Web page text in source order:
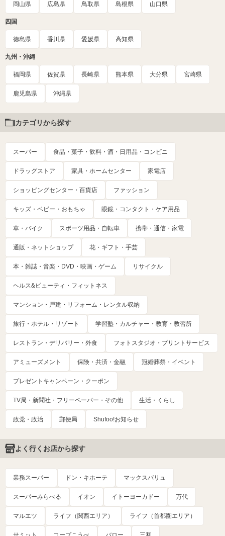
岡山県 広島県 鳥取県 島根県 山口県
四国
徳島県 香川県 愛媛県 高知県
九州・沖縄
福岡県 佐賀県 長崎県 熊本県 大分県 宮崎県
鹿児島県 沖縄県
カテゴリから探す
スーパー 食品・菓子・飲料・酒・日用品・コンビニ
ドラッグストア 家具・ホームセンター 家電店
ショッピングセンター・百貨店 ファッション
キッズ・ベビー・おもちゃ 眼鏡・コンタクト・ケア用品
車・バイク スポーツ用品・自転車 携帯・通信・家電
通販・ネットショップ 花・ギフト・手芸
本・雑誌・音楽・DVD・映画・ゲーム リサイクル
ヘルス&ビューティ・フィットネス
マンション・戸建・リフォーム・レンタル収納
旅行・ホテル・リゾート 学習塾・カルチャー・教育・教習所
レストラン・デリバリー・外食 フォトスタジオ・プリントサービス
アミューズメント 保険・共済・金融 冠婚葬祭・イベント
プレゼントキャンペーン・クーポン
TV局・新聞社・フリーペーパー・その他 生活・くらし
政党・政治 郵便局 Shufoo!お知らせ
よく行くお店から探す
業務スーパー ドン・キホーテ マックスバリュ
スーパーみらべる イオン イトーヨーカドー 万代
マルエツ ライフ（関西エリア） ライフ（首都圏エリア）